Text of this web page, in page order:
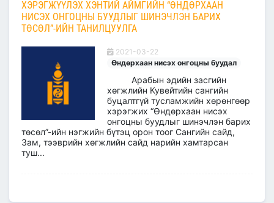
ХЭРЭГЖҮҮЛЭХ ХЭНТИЙ АЙМГИЙН “ӨНДӨРХААН
НИСЭХ ОНГОЦНЫ БУУДЛЫГ ШИНЭЧЛЭН БАРИХ
ТӨСӨЛ”-ИЙН ТАНИЛЦУУЛГА
2021-03-22
Өндөрхаан нисэх онгоцны буудал
Арабын эдийн засгийн
хөгжлийн Кувейтийн сангийн
буцалтгүй тусламжийн хөрөнгөөр
хэрэгжих “Өндөрхаан нисэх
онгоцны буудлыг шинэчлэн барих
төсөл”-ийн нэгжийн бүтэц орон тоог Сангийн сайд,
Зам, тээврийн хөгжлийн сайд нарийн хамтарсан
туш...